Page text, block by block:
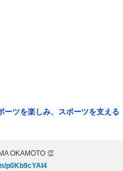
ツを楽しみ、スポーツを支える
OKAMOTO 👏
p0Kb9cYAI4